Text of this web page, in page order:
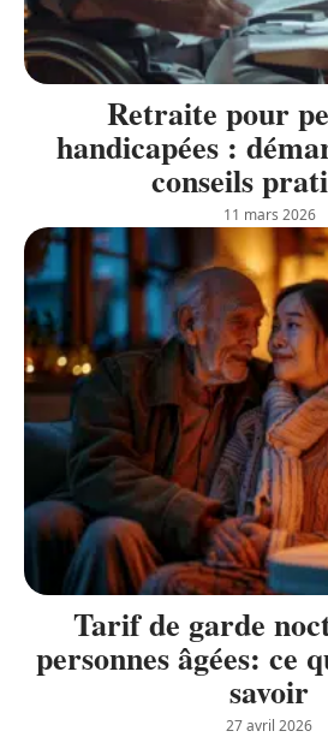
Retraite pour
handicapées :
conseils
11 mars 2026
Tarif de garde
personnes âgées: ce
savoir
27 avril 2026